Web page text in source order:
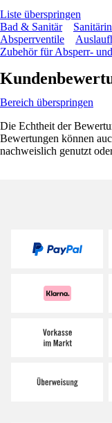
Liste überspringen
Bad & Sanitär
Absperrventile
Zubehör für Absperr-
Bereich überspringen
Die Echtheit der
Bewertungen können
nachweislich genutzt